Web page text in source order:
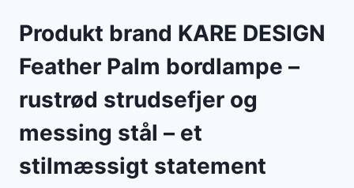
Produkt brand KARE DESIGN
Feather Palm bordlampe –
rustrød strudsefjer og
messing stål – et
stilmæssigt statement